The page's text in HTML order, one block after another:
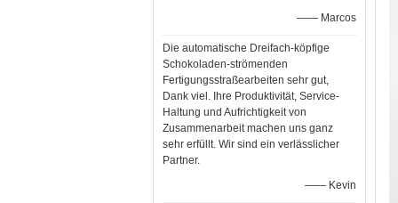
—— Marcos
Die automatische Dreifach-köpfige
Schokoladen-strömenden
Fertigungsstraßearbeiten sehr gut,
Dank viel. Ihre Produktivität, Service-
Haltung und Aufrichtigkeit von
Zusammenarbeit machen uns ganz
sehr erfüllt. Wir sind ein verlässlicher
Partner.
—— Kevin